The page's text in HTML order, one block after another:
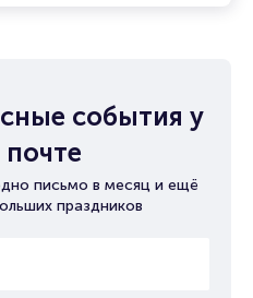
события у
почте
письмо в месяц и ещё
праздников